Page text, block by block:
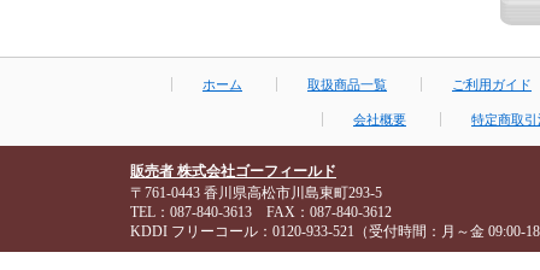
ホーム 取扱商品一覧 ご利用ガイド
会社概要 特定商取
販売者 株式会社ゴーフィールド
〒761-0443 香川県高松市川島東町293-5
TEL：087-840-3613 FAX：087-840-3612
KDDI フリーコール：0120-933-521（受付時間：月～金 09:00-